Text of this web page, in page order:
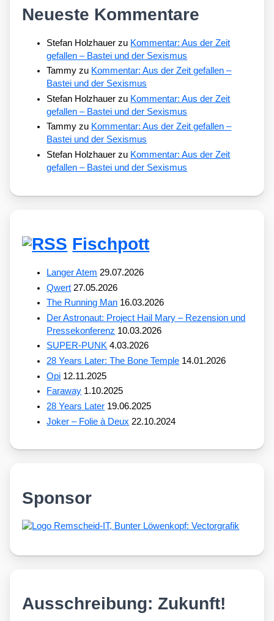
Neueste Kommentare
Stefan Holzhauer zu Kommentar: Aus der Zeit
gefallen – Bastei und der Sexismus
Tammy zu Kommentar: Aus der Zeit gefallen –
Bastei und der Sexismus
Stefan Holzhauer zu Kommentar: Aus der Zeit
gefallen – Bastei und der Sexismus
Tammy zu Kommentar: Aus der Zeit gefallen –
Bastei und der Sexismus
Stefan Holzhauer zu Kommentar: Aus der Zeit
gefallen – Bastei und der Sexismus
Fischpott
Langer Atem 29.07.2026
Qwert 27.05.2026
The Running Man 16.03.2026
Der Astronaut: Project Hail Mary – Rezension und
Pressekonferenz 10.03.2026
SUPER-PUNK 4.03.2026
28 Years Later: The Bone Temple 14.01.2026
Opi 12.11.2025
Faraway 1.10.2025
28 Years Later 19.06.2025
Joker – Folie à Deux 22.10.2024
Sponsor
Ausschreibung: Zukunft!